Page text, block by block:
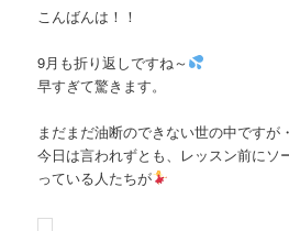
こんばんは！！
9月も折り返しですね～
早すぎて驚きます。
まだまだ油断のできない世の中ですが
今日は言われずとも、レッスン前にソ
っている人たちが